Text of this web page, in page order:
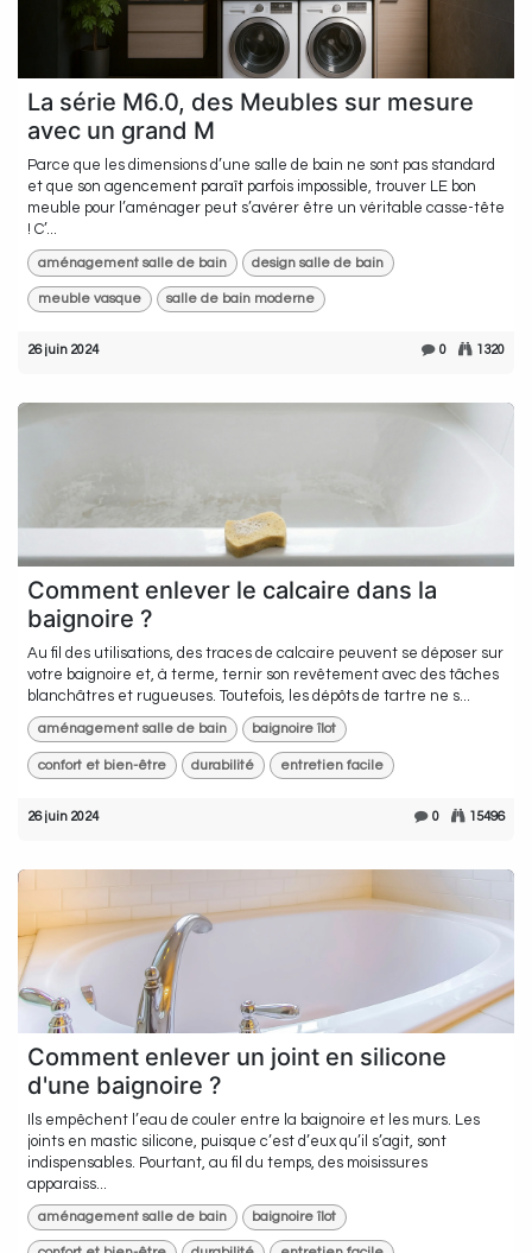
La série M6.0, des Meubles sur mesure
avec un grand M
Parce que les dimensions d’une salle de bain ne sont pas standard
et que son agencement paraît parfois impossible, trouver LE bon
meuble pour l’aménager peut s’avérer être un véritable casse-tête
! C’...
aménagement salle de bain design salle de bain
meuble vasque salle de bain moderne
26 juin 2024 0 1320
Comment enlever le calcaire dans la
baignoire ?
Au fil des utilisations, des traces de calcaire peuvent se déposer sur
votre baignoire et, à terme, ternir son revêtement avec des tâches
blanchâtres et rugueuses. Toutefois, les dépôts de tartre ne s...
aménagement salle de bain baignoire îlot
confort et bien-être durabilité entretien facile
26 juin 2024 0 15496
Comment enlever un joint en silicone
d'une baignoire ?
Ils empêchent l’eau de couler entre la baignoire et les murs. Les
joints en mastic silicone, puisque c’est d’eux qu’il s’agit, sont
indispensables. Pourtant, au fil du temps, des moisissures
apparaiss...
aménagement salle de bain baignoire îlot